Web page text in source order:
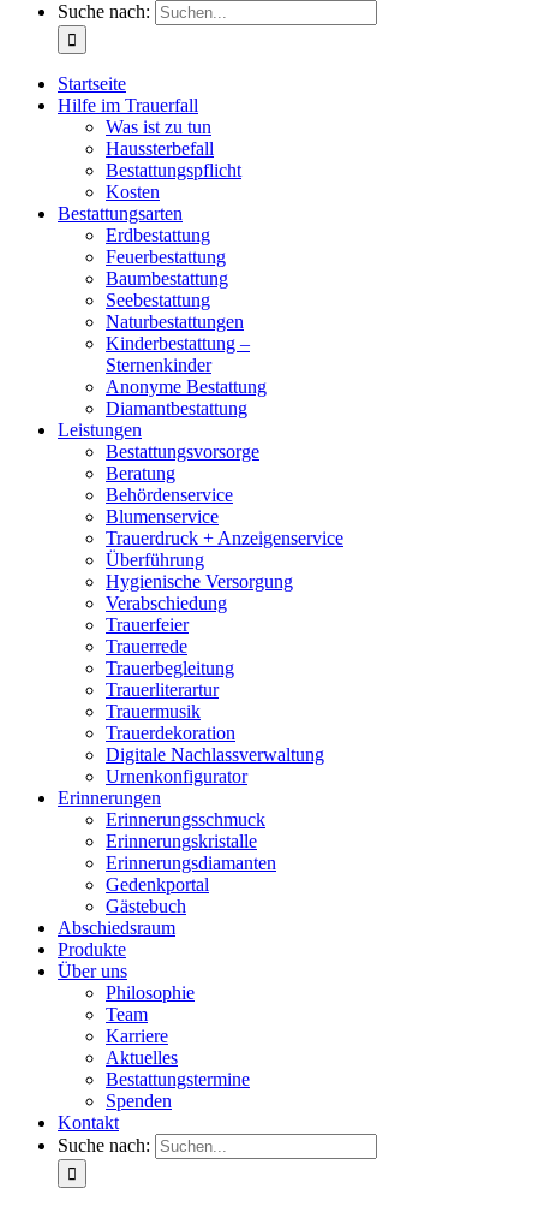
Suche nach:
Startseite
Hilfe im Trauerfall
Was ist zu tun
Haussterbefall
Bestattungspflicht
Kosten
Bestattungsarten
Erdbestattung
Feuerbestattung
Baumbestattung
Seebestattung
Naturbestattungen
Kinderbestattung –
Sternenkinder
Anonyme Bestattung
Diamantbestattung
Leistungen
Bestattungsvorsorge
Beratung
Behördenservice
Blumenservice
Trauerdruck + Anzeigenservice
Überführung
Hygienische Versorgung
Verabschiedung
Trauerfeier
Trauerrede
Trauerbegleitung
Trauerliterartur
Trauermusik
Trauerdekoration
Digitale Nachlassverwaltung
Urnenkonfigurator
Erinnerungen
Erinnerungsschmuck
Erinnerungskristalle
Erinnerungsdiamanten
Gedenkportal
Gästebuch
Abschiedsraum
Produkte
Über uns
Philosophie
Team
Karriere
Aktuelles
Bestattungstermine
Spenden
Kontakt
Suche nach: